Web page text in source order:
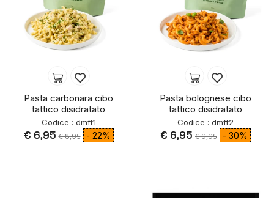
Pasta carbonara cibo
tattico disidratato
Codice : dmff1
€ 6,95 € 8,95 - 22%
Pasta bolognese cibo
tattico disidratato
Codice : dmff2
€ 6,95 € 9,95 - 30%